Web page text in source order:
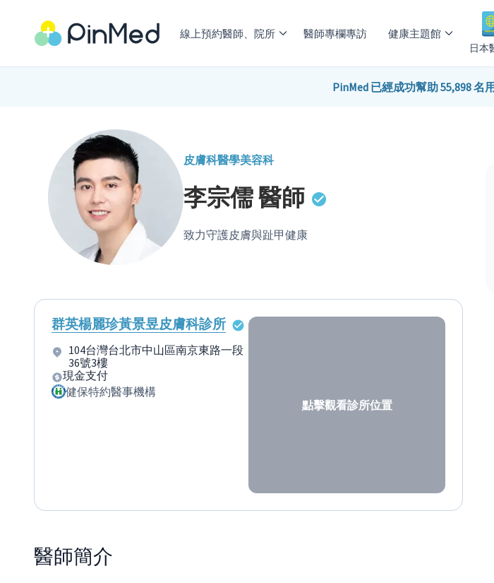
線上預約醫師、院所 醫師專欄專訪 健康主題館
日本
PinMed 已經成功幫助 55,898 名
皮膚科醫學美容科
李宗儒醫師
致力守護皮膚與趾甲健康
群英楊麗珍黃景昱皮膚科診所
104台灣台北市中山區南京東路一段
36號3樓
現金支付
健保特約醫事機構
點擊觀看診所位置
醫師簡介